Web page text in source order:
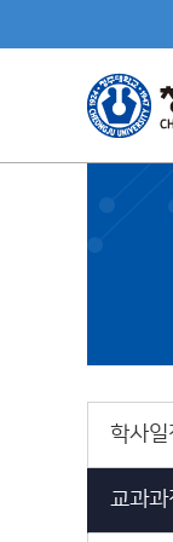
학사일
교과과